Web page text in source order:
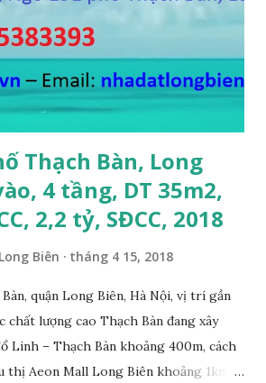
giá bán: 5.5 tỷ, có thương lượng; 5.
giá A1A2A3 Cự Khối, gần cầu Thanh
MT 5.5m, hướng Đông Bắc, SĐCC,
lượng; 6. CẦN BÁN GẤP đất Ngõ 38
Cổ Linh, ngõ 3m, DT...
Thạch Bàn, Long
4 tầng, DT 35m2,
2,2 tỷ, SĐCC, 2018
Biên tháng 4 15, 2018
quận Long Biên, Hà Nội, vị trí gần
lượng cao Thạch Bàn đang xây
Linh – Thạch Bàn khoảng 400m, cách
thị Aeon Mall Long Biên khoảng 1km,